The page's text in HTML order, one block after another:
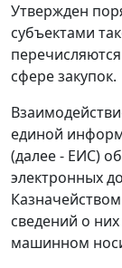
Утвержден
субъектами
сфере закупок.
единой
(далее - ЕИС)
электронных
сведений о
машинном